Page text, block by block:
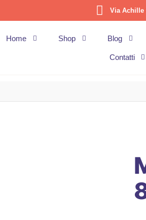
Via Achille
Home Shop Blog
Contatti